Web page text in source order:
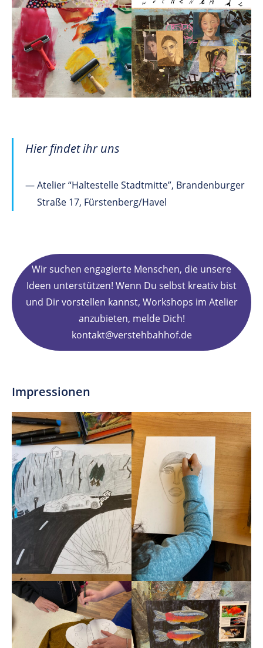
Hier findet ihr uns
Atelier “Haltestelle Stadtmitte”, Brandenburger
Straße 17, Fürstenberg/Havel
Wir suchen engagierte Menschen, die unsere
Ideen unterstützen! Wenn Du selbst kreativ bist
und Dir vorstellen kannst, Workshops im Atelier
anzubieten, melde Dich!
kontakt@verstehbahhof.de
Impressionen